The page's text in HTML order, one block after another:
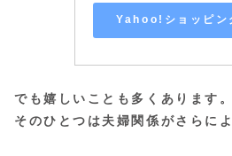
Yahoo!ショッピン
でも嬉しいことも多くあります。
そのひとつは夫婦関係がさらに